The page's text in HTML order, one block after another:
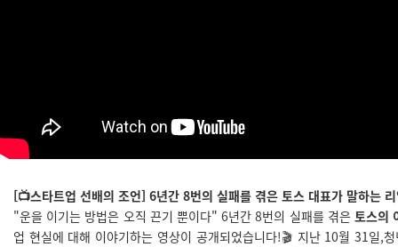
[📺스타트업 선배의 조언] 6년간 8번의 실패를 겪은 토스 대표가 말하는
"운을 이기는 방법은 오직 끈기 뿐이다" 6년간 8번의 실패를 겪은 토스의
업 현실에 대해 이야기하는 영상이 공개되었습니다!🎬 지난 10월 31일,